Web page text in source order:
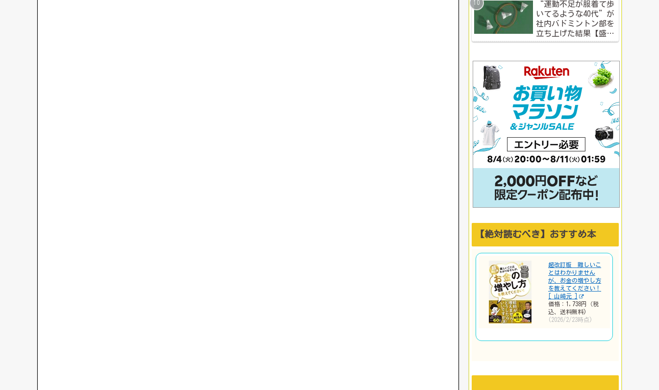
“運動不足が服着て歩
いてるような40代”が
社内バドミントン部を
立ち上げた結果【盛り
上がる社内イベント成
【絶対読むべき】おすすめ本
超改訂版 難しいこ
とはわかりません
が、お金の増やし方
を教えてください！
[ 山崎元 ]
価格：1,738円（税
込、送料無料)
(2026/2/23時点)